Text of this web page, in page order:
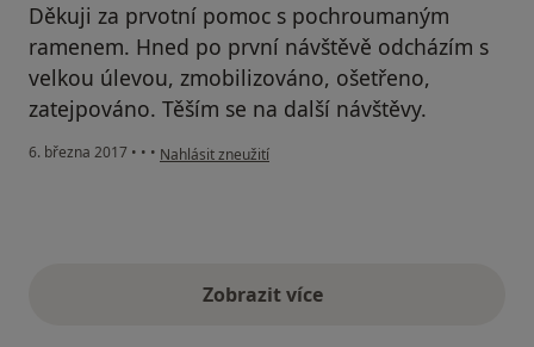
Děkuji za prvotní pomoc s pochroumaným
ramenem. Hned po první návštěvě odcházím s
velkou úlevou, zmobilizováno, ošetřeno,
zatejpováno. Těším se na další návštěvy.
6. března 2017 • • • podle názoru uživatele Váš účet byl odstraněn
Nahlásit zneužití
Zobrazit vícevýše uvedené názory